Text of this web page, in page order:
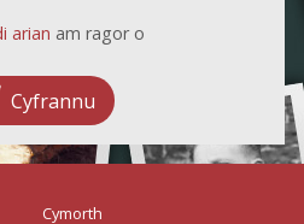
arian am ragor o
Cyfrannu
Cymorth